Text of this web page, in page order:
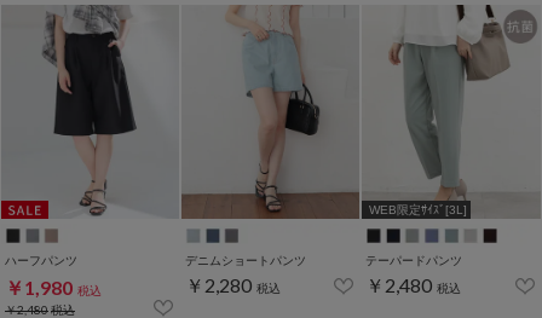
ハーフパンツ
￥1,980 税込
￥2,480税込
デニムショートパンツ
￥2,280 税込
WEB限定ｻｲｽﾞ[3L]
テーパードパンツ
￥2,480 税込